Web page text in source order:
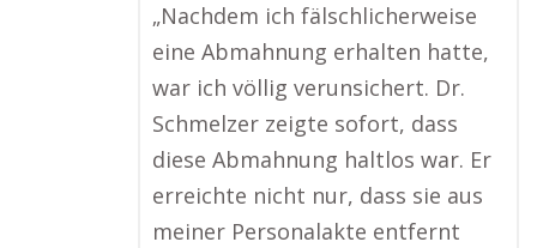
„Nachdem ich fälschlicherweise
eine Abmahnung erhalten hatte,
war ich völlig verunsichert. Dr.
Schmelzer zeigte sofort, dass
diese Abmahnung haltlos war. Er
erreichte nicht nur, dass sie aus
meiner Personalakte entfernt